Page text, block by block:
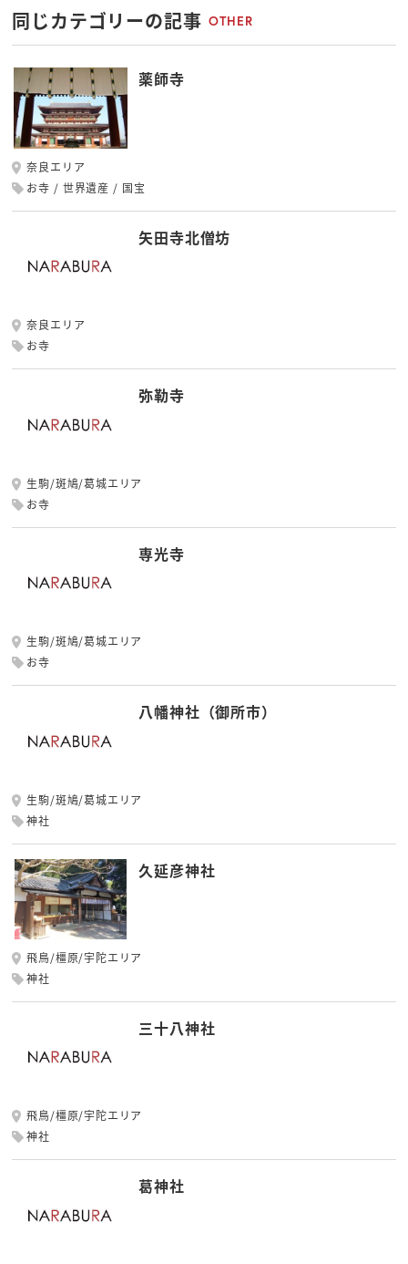
同じカテゴリーの記事 OTHER
薬師寺
奈良エリア
お寺
世界遺産 国宝
矢田寺北僧坊
奈良エリア
お寺
弥勒寺
生駒/斑鳩/葛城エリア
お寺
専光寺
生駒/斑鳩/葛城エリア
お寺
八幡神社（御所市）
生駒/斑鳩/葛城エリア
神社
久延彦神社
飛鳥/橿原/宇陀エリア
神社
三十八神社
飛鳥/橿原/宇陀エリア
神社
葛神社